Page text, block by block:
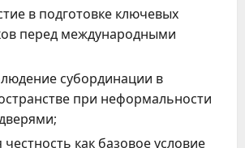
в подготовке ключевых
перед международными
субординации в
при неформальности
как базовое условие